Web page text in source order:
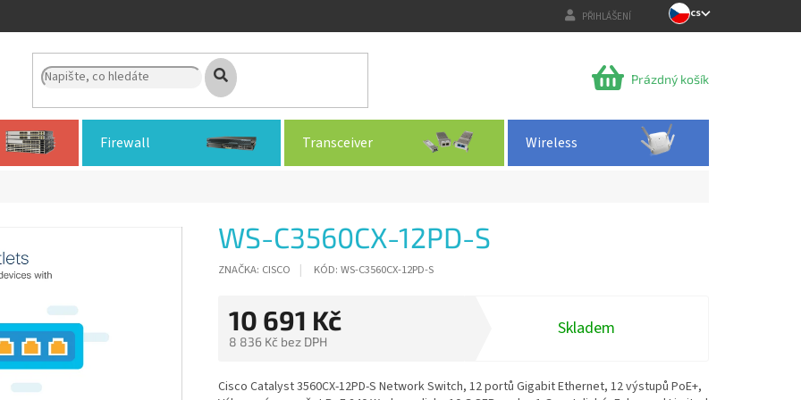
PŘIHLÁŠENÍ CS
NÁKUPNÍ
Prázdný košík
Firewall Transceiver Wireless
WS-C3560CX-12PD-S
ZNAČKA: CISCO KÓD: WS-C3560CX-12PD-S
10 691 Kč
8 836 Kč bez DPH
cena:
Skladem
Cisco Catalyst 3560CX-12PD-S Network Switch, 12 portů Gigabit Ethernet, 12 výstupů PoE+,